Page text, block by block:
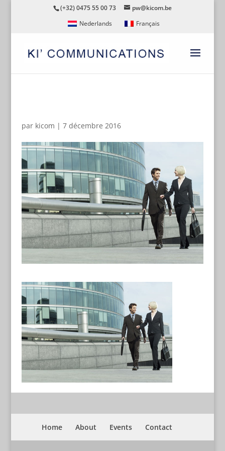
(+32) 0475 55 00 73
pw@kicom.be
Nederlands
Français
par kicom | 7 décembre 2016
Home About Events Contact